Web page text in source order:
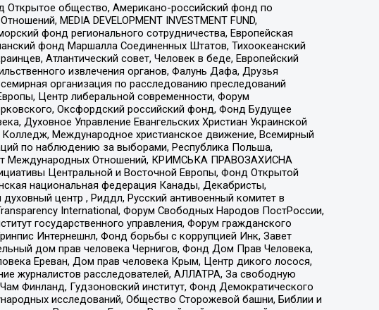
общество, Американо-российский фонд по
MEDIA DEVELOPMENT INVESTMENT FUND,
фонд регионального сотрудничества, Европейская
фонд Маршалла Соединенных Штатов, Тихоокеанский
Атлантический совет, Человек в беде, Европейский
извлечения органов, Фалунь Дафа, Друзья
организация по расследованию преследований
Центр либеральной современности, Форум
Оксфордский российский фонд, Фонд Будущее
Духовное Управление Евангельских Христиан Украинской
Международное христианское движение, Всемирный
по наблюдению за выборами, Республика Польша,
Международных Отношений, КРИМСЬКА ПРАВОЗАХИСНА
Центральной и Восточной Европы, Фонд Открытой
национальная федерация Канады, Декабристы,
центр , Риддл, Русский антивоенный комитет в
International, Форум Свободных Народов ПостРоссии,
государственного управления, Форум гражданского
Интернешнл, Фонд борьбы с коррупцией Инк, Завет
дом прав человека Чернигов, Фонд Дом Прав Человека,
Ереван, Дом прав человека Крым, Центр дикого лосося,
журналистов расследователей, АЛЛАТРА, За свободную
Финланд, Гудзоновский институт, Фонд Демократического
исследований, Общество Сторожевой башни, Библии и